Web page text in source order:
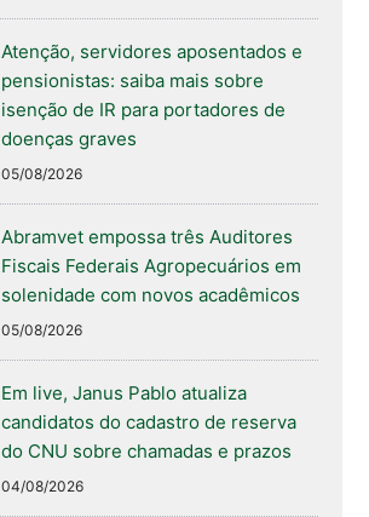
Atenção, servidores aposentados e
pensionistas: saiba mais sobre
isenção de IR para portadores de
doenças graves
05/08/2026
Abramvet empossa três Auditores
Fiscais Federais Agropecuários em
solenidade com novos acadêmicos
05/08/2026
Em live, Janus Pablo atualiza
candidatos do cadastro de reserva
do CNU sobre chamadas e prazos
04/08/2026